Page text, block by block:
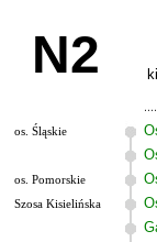
N2
os. Śląskie
os. Pomorskie
Szosa Kisielińska